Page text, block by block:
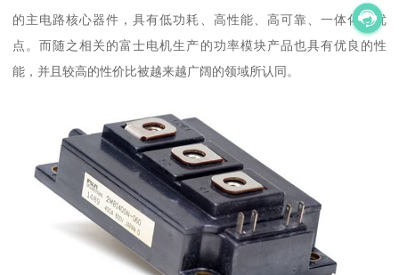
的主电路核心器件，具有低功耗、高性能、高可靠、一体化等优
点。而随之相关的富士电机生产的功率模块产品也具有优良的性
能，并且较高的性价比被越来越广阔的领域所认同。